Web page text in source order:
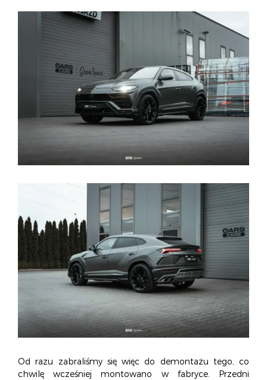
Od razu zabraliśmy się więc do demontażu tego, co
chwilę wcześniej montowano w fabryce. Przedni